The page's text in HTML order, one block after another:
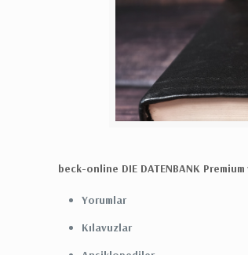
beck-online DIE DATENBANK Premium
Yorumlar
Kılavuzlar